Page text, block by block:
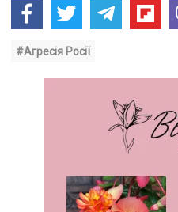
#Агресія Росії